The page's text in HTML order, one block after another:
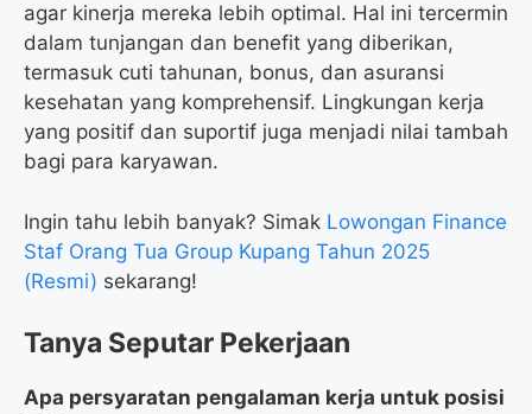
agar kinerja mereka lebih optimal. Hal ini tercermin
dalam tunjangan dan benefit yang diberikan,
termasuk cuti tahunan, bonus, dan asuransi
kesehatan yang komprehensif. Lingkungan kerja
yang positif dan suportif juga menjadi nilai tambah
bagi para karyawan.
Ingin tahu lebih banyak? Simak Lowongan Finance
Staf Orang Tua Group Kupang Tahun 2025
(Resmi) sekarang!
Tanya Seputar Pekerjaan
Apa persyaratan pengalaman kerja untuk posisi